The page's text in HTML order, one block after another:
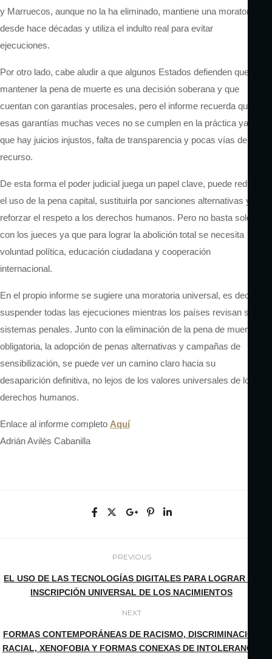
y Marruecos, aunque no la ha eliminado, mantiene una moratoria
desde hace décadas y utiliza el indulto real para evitar
ejecuciones.
Por otro lado, cabe aludir a que algunos Estados defienden que
mantener la pena de muerte es una decisión soberana y que
cuentan con garantías procesales, pero el informe recuerda que
esas garantías muchas veces no se cumplen en la práctica ya
que hay juicios injustos, falta de transparencia y pocas vías de
recurso.
De esta forma el poder judicial juega un papel clave, puede reducir
el uso de la pena capital, sustituirla por sanciones alternativas y
reforzar el respeto a los derechos humanos. Pero no basta solo
con los jueces ya que para lograr la abolición total se necesita
voluntad política, educación ciudadana y cooperación
internacional.
En el propio informe se sugiere una moratoria universal, es decir,
suspender todas las ejecuciones mientras los países revisan sus
sistemas penales. Junto con la eliminación de la pena de muerte
obligatoria, la adopción de penas alternativas y campañas de
sensibilización, se puede ver un camino claro hacia su
desaparición definitiva, no lejos de los valores universales de los
derechos humanos.
Enlace al informe completo Aquí
Adrián Avilés Cabanilla
PREVIOUS
EL USO DE LAS TECNOLOGÍAS DIGITALES PARA LOGRAR LA
INSCRIPCIÓN UNIVERSAL DE LOS NACIMIENTOS
NEXT
FORMAS CONTEMPORÁNEAS DE RACISMO, DISCRIMINACIÓN
RACIAL, XENOFOBIA Y FORMAS CONEXAS DE INTOLERANCIA